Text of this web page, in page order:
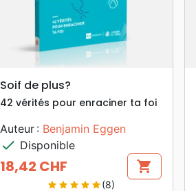
search APERÇU RAPIDE
Soif de plus?
42 vérités pour enraciner ta foi
Auteur : Benjamin Eggen
check Disponible
Prix
18,42 CHF shopping_cart
star star star star star(8)